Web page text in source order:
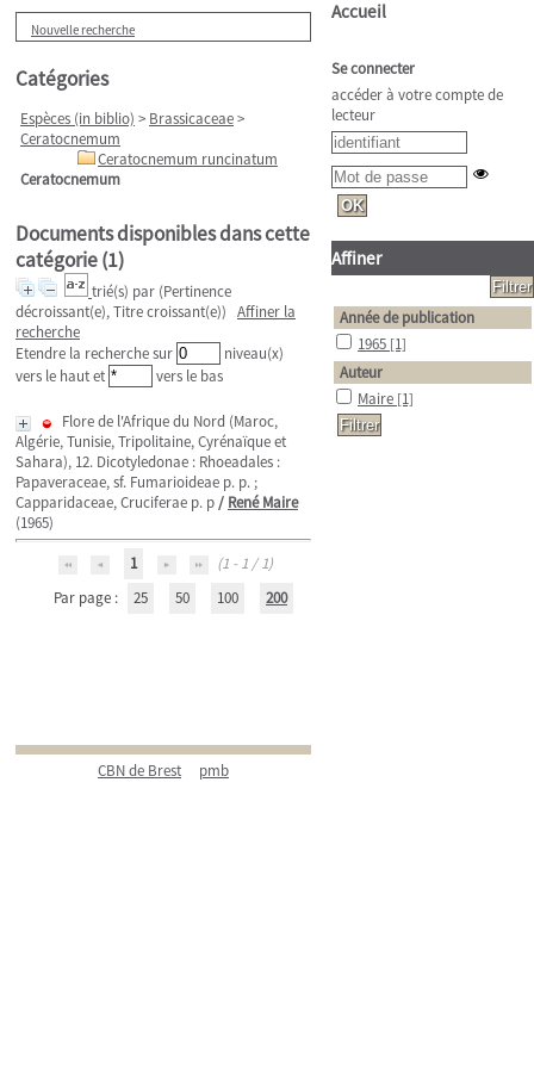
Nouvelle recherche
Catégories
Espèces (in biblio) > Brassicaceae>
Ceratocnemum
Ceratocnemum runcinatum
Ceratocnemum
Documents disponibles dans cette
catégorie (1)
trié(s) par (Pertinence
décroissant(e), Titre croissant(e)) Affiner la
recherche
Etendre la recherche sur
niveau(x)
vers le haut et
vers le bas
Flore de l'Afrique du Nord (Maroc,
Algérie, Tunisie, Tripolitaine, Cyrénaïque et
Sahara), 12. Dicotyledonae : Rhoeadales :
Papaveraceae, sf. Fumarioideae p. p. ;
Capparidaceae, Cruciferae p. p/ René Maire
(1965)
1
(1 - 1 / 1)
Par page :
25 50 100 200
CBN de Brest pmb
Accueil
Se connecter
accéder à votre compte de
lecteur
Affiner
Année de publication
1965 [1]
Auteur
Maire [1]